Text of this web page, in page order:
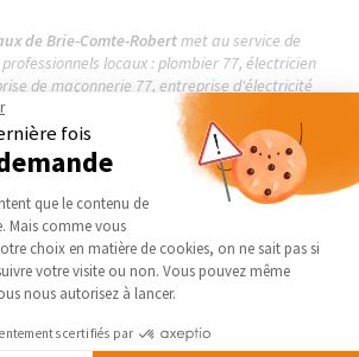
de Brie-Comte-Robertmet au service de
locaux : plombier 77, électricien
de maçonnerie 77, entreprise d'électricité
77, peintre d'intérieur 77
fois
Gestion du
que le contenu de
Mais comme vous
choix en matière de cookies, on ne sait pas si
votre visite ou non. Vous pouvez même
nous autorisez à lancer.
certifiés par
Axeptio consent